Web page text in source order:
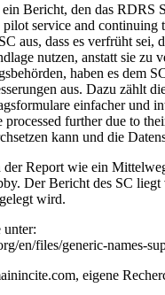
Bericht, den das
service and continuing
aus, dass es verfrüht
nutzen, anstatt sie
haben es dem
aus. Dazu zählt
einfacher und
processed further due to
kann und die
Report wie ein
Der Bericht des SC
wird.
en/files/generic-names-
eigene